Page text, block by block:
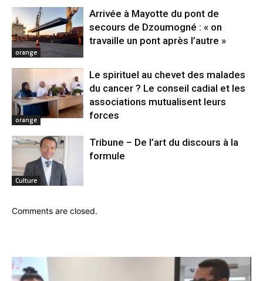
orange
Arrivée à Mayotte du pont de
secours de Dzoumogné : « on
travaille un pont après l’autre »
orange
Le spirituel au chevet des malades
du cancer ? Le conseil cadial et les
associations mutualisent leurs
forces
Culture
Tribune – De l’art du discours à la
formule
Comments are closed.